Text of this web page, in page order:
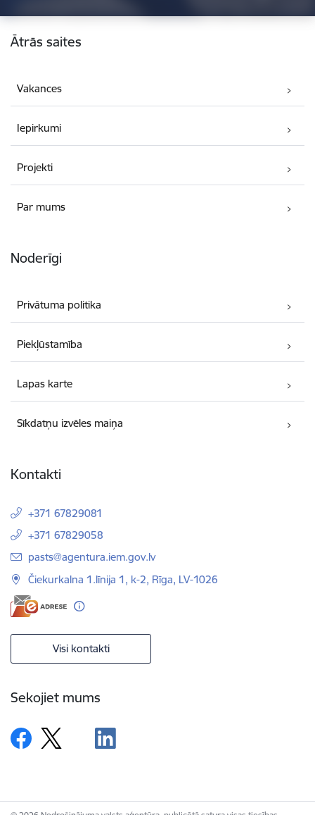
Kājene
Ātrās saites
Vakances
Iepirkumi
Projekti
Par mums
Noderīgi
Privātuma politika
Piekļūstamība
Lapas karte
Sīkdatņu izvēles maiņa
Kontakti
+371 67829081
+371 67829058
E-pasts:
pasts@agentura.iem.gov.lv
Čiekurkalna 1.līnija 1, k-2, Rīga, LV-1026
Visi kontakti
Sekojiet mums